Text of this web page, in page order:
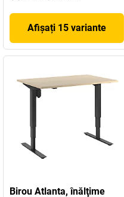
Afișați 15 variante
Birou Atlanta, înălţime